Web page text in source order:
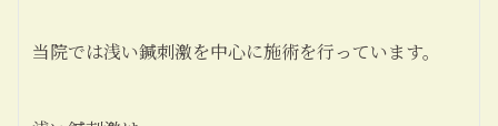
当院では浅い鍼刺激を中心に施術を行っています。